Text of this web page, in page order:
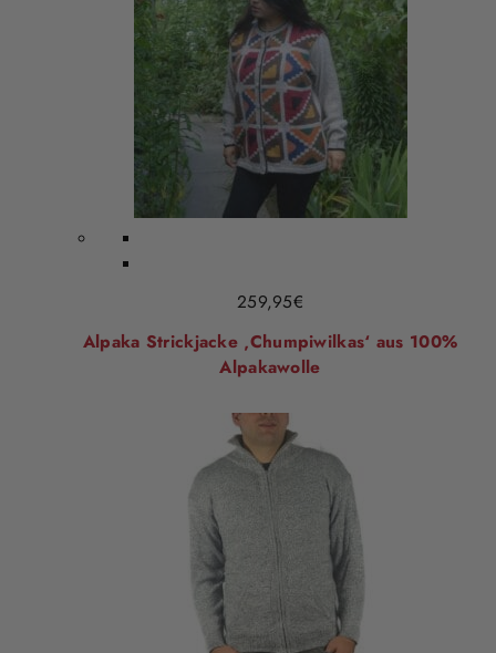
259,95€
Alpaka Strickjacke ‚Chumpiwilkas‘ aus 100%
Alpakawolle